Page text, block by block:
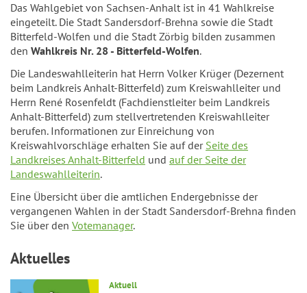
Das Wahlgebiet von Sachsen-Anhalt ist in 41 Wahlkreise
eingeteilt. Die Stadt Sandersdorf-Brehna sowie die Stadt
Bitterfeld-Wolfen und die Stadt Zörbig bilden zusammen
den Wahlkreis Nr. 28 - Bitterfeld-Wolfen.
Die Landeswahlleiterin hat Herrn Volker Krüger (Dezernent
beim Landkreis Anhalt-Bitterfeld) zum Kreiswahlleiter und
Herrn René Rosenfeldt (Fachdienstleiter beim Landkreis
Anhalt-Bitterfeld) zum stellvertretenden Kreiswahlleiter
berufen. Informationen zur Einreichung von
Kreiswahlvorschläge erhalten Sie auf der Seite des
Landkreises Anhalt-Bitterfeld und auf der Seite der
Landeswahlleiterin.
Eine Übersicht über die amtlichen Endergebnisse der
vergangenen Wahlen in der Stadt Sandersdorf-Brehna finden
Sie über den Votemanager.
Aktuelles
Aktuell